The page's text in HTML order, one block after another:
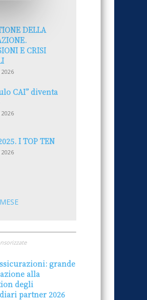
DELLA
E CRISI
CAI” diventa
I TOP TEN
grande
alla
degli
partner 2026